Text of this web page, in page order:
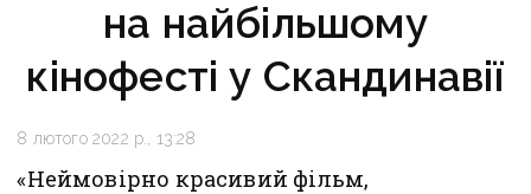
на найбільшому
кінофесті у Скандинавії
8 лютого 2022 р., 13:28
«Неймовірно красивий фільм,